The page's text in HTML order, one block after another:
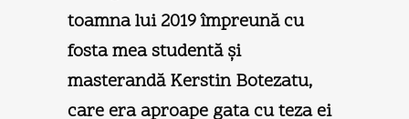
toamna lui 2019 împreună cu
fosta mea studentă şi
masterandă Kerstin Botezatu,
care era aproape gata cu teza ei